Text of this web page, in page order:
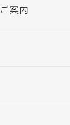
案内